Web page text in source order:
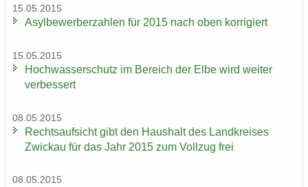
15.05.2015
Asyl­be­wer­ber­zah­len für 2015 nach oben kor­ri­giert
15.05.2015
Hoch­was­ser­schutz im Be­reich der Elbe wird wei­ter
ver­bes­sert
08.05.2015
Rechts­auf­sicht gibt den Haus­halt des Land­krei­ses
Zwi­ckau für das Jahr 2015 zum Voll­zug frei
08.05.2015